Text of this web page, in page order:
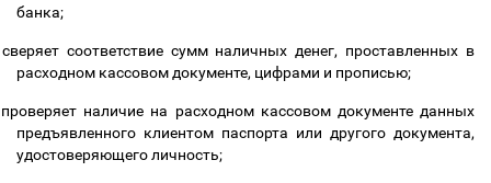
банка;
сверяет соответствие сумм наличных денег, проставленных в
расходном кассовом документе, цифрами и прописью;
проверяет наличие на расходном кассовом документе данных
предъявленного клиентом паспорта или другого документа,
удостоверяющего личность;